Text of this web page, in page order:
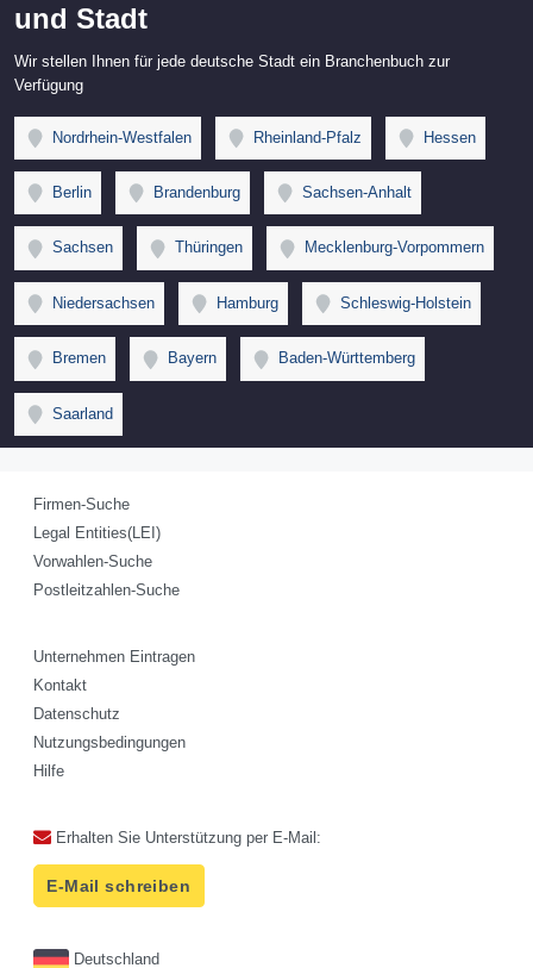
und Stadt
Wir stellen Ihnen für jede deutsche Stadt ein Branchenbuch zur
Verfügung
Nordrhein-Westfalen Rheinland-Pfalz Hessen
Berlin Brandenburg Sachsen-Anhalt
Sachsen Thüringen Mecklenburg-Vorpommern
Niedersachsen Hamburg Schleswig-Holstein
Bremen Bayern Baden-Württemberg
Saarland
Firmen-Suche
Legal Entities(LEI)
Vorwahlen-Suche
Postleitzahlen-Suche
Unternehmen Eintragen
Kontakt
Datenschutz
Nutzungsbedingungen
Hilfe
Erhalten Sie Unterstützung per E-Mail:
E-Mail schreiben
Deutschland